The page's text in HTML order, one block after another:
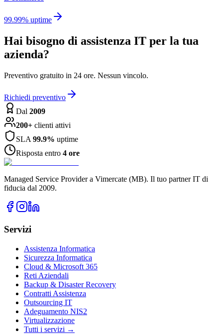
99.99% uptime
Hai bisogno di assistenza IT per la tua
azienda?
Preventivo gratuito in 24 ore. Nessun vincolo.
Richiedi preventivo
Dal 2009
200+ clienti attivi
SLA 99.9% uptime
Risposta entro 4 ore
Managed Service Provider a Vimercate (MB). Il tuo partner IT di
fiducia dal 2009.
Servizi
Assistenza Informatica
Sicurezza Informatica
Cloud & Microsoft 365
Reti Aziendali
Backup & Disaster Recovery
Contratti Assistenza
Outsourcing IT
Adeguamento NIS2
Virtualizzazione
Tutti i servizi →